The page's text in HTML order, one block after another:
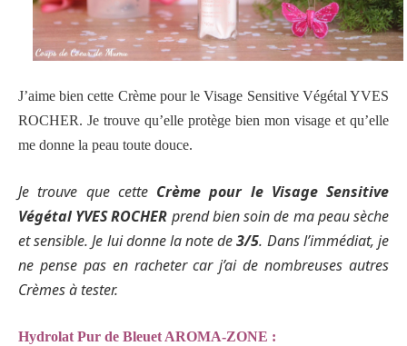
J’aime bien cette Crème pour le Visage Sensitive Végétal YVES
ROCHER. Je trouve qu’elle protège bien mon visage et qu’elle
me donne la peau toute douce.
Je trouve que cette Crème pour le Visage Sensitive
Végétal YVES ROCHER prend bien soin de ma peau sèche
et sensible. Je lui donne la note de3/5. Dans l’immédiat, je
ne pense pas en racheter car j’ai de nombreuses autres
Crèmes à tester.
Hydrolat Pur de Bleuet AROMA-ZONE :